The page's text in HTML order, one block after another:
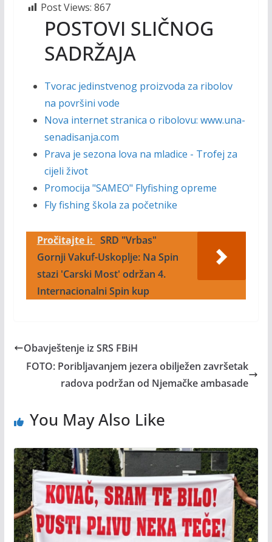
Post Views: 867
POSTOVI SLIČNOG
SADRŽAJA
Tvorac jedinstvenog proizvoda za ribolov
na površini vode
Nova internet stranica o ribolovu: www.una-
senadisanja.com
Prava je sezona lova na mladice - Trofej za
cijeli život
Promocija "SAMEO" Flyfishing opreme
Fly fishing škola za početnike
Pročitajte i: SRD "Vrbas"
Gornji Vakuf-Uskoplje: Na Spin
stazi 'Carski Most' održan 4.
Internacionalni Spin kup
Obavještenje iz SRS FBiH
FOTO: Poribljavanjem jezera obilježen završetak
radova podržan od Njemačke ambasade
You May Also Like